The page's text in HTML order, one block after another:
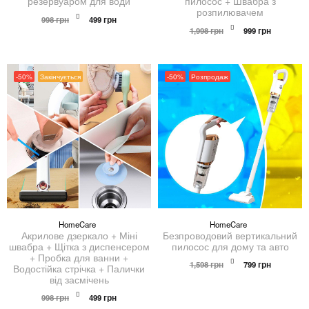
998грн
Оригінальна
499грнПоточна
розпилювачем
1,998грн
Оригінальна
999грнПоточна
-50% Закінчується
HomeCare
Акрилове дзеркало + Міні
швабра + Щітка з диспенсером
+ Пробка для ванни +
Водостійка стрічка + Палички
від засмічень
998грн
Оригінальна
499грнПоточна
-50% Розпродаж
HomeCare
Безпроводовий вертикальний
пилосос для дому та авто
1,598грн
Оригінальна
799грнПоточна